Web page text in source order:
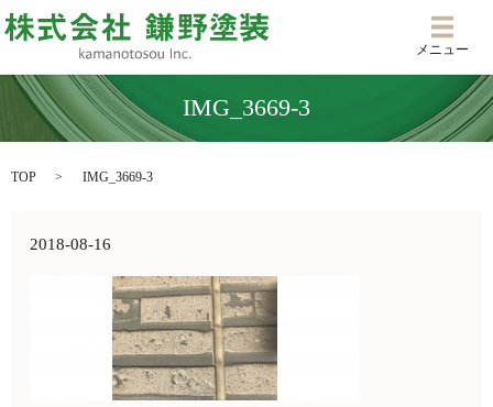
メニ
メニュー
IMG_3669-3
TOP IMG_3669-3
2018-08-16